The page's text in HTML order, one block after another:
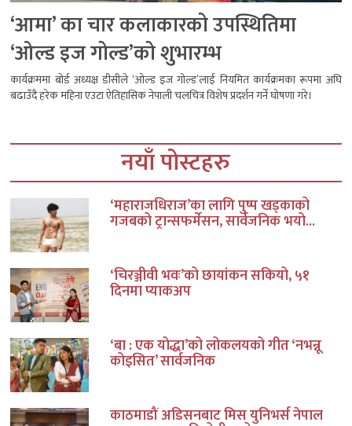
‘आमा’ का चार कलाकारको उपस्थितिमा
‘ओल्ड इज गोल्ड’को शुभारम्भ
कार्यक्रममा बोर्ड अध्यक्ष डीसीले ‘ओल्ड इज गोल्ड’लाई नियमित कार्यक्रमका रूपमा अघि
बढाउँदै हरेक महिना एउटा ऐतिहासिक नेपाली चलचित्र विशेष प्रदर्शन गर्ने घोषणा गरे।
नयाँ पोस्टहरु
‘महाराजधिराज’का लागि पुष्प खड्काको
गजबको ट्रान्सफर्मेसन, सार्वजनिक भयो...
‘चिरञ्जीवी भवः’को छायांकन सकियो, ५१
दिनमा प्याकअप
‘बा : एक योद्धा’को लोकलयको गीत ‘नभन्नू
कोइसित’ सार्वजनिक
काठमाडौं अडिसनबाट मिस युनिभर्स नेपाल